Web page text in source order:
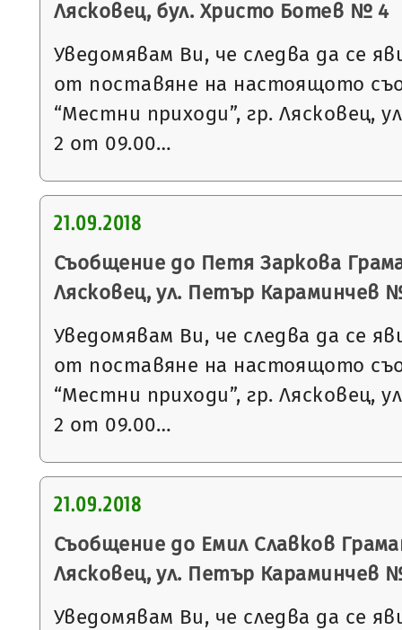
Лясковец, бул. Христо Ботев № 4
Уведомявам Ви, че следва да се
от поставяне на настоящото
“Местни приходи”, гр. Лясковец,
2 от 09.00…
21.09.2018
Съобщение до Петя Заркова
Лясковец, ул. Петър Караминчев
Уведомявам Ви, че следва да се
от поставяне на настоящото
“Местни приходи”, гр. Лясковец,
2 от 09.00…
21.09.2018
Съобщение до Емил Славков
Лясковец, ул. Петър Караминчев
Уведомявам Ви, че следва да се